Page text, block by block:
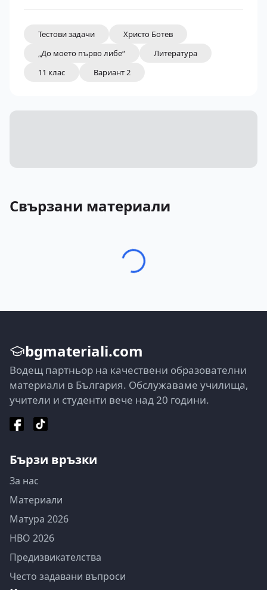
Тестови задачи
Христо Ботев
„До моето първо либе“
Литература
11 клас
Вариант 2
Свързани материали
bgmateriali.com
Водещ партньор на качествени образователни
материали в България. Обслужаваме училища,
учители и студенти вече над 20 години.
Бързи връзки
За нас
Материали
Матура 2026
НВО 2026
Предизвикателства
Често задавани въпроси